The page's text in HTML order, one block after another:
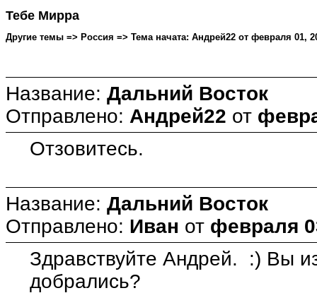
Тебе Мирра
Другие темы => Россия => Тема начата: Андрей22 от февраля 01,
Название: Дальний Восток
Отправлено: Андрей22 от
Отзовитесь.
Название: Дальний Восток
Отправлено: Иван от февраля
Здравствуйте Андрей. :) Вы
добрались?